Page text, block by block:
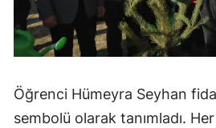
Öğrenci Hümeyra Seyhan
sembolü olarak tanımladı.